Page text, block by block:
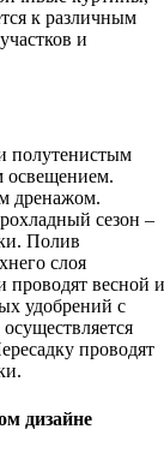
к различным
и
полутенистым
освещением.
дренажом.
сезон –
Полив
слоя
проводят весной и
удобрений с
проводят
дизайне